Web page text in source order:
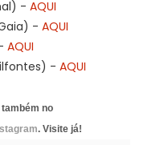
- AQUI
- AQUI
AQUI
- AQUI
no
. Visite já!